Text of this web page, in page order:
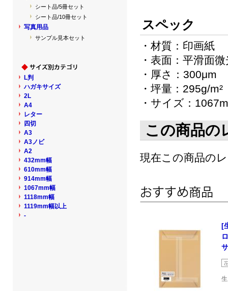
スペック
・材質：印画紙
・表面：平滑面
・厚さ：300μm
・坪量：295g/m²
・サイズ：
この商品の
現在この商品の
[
シート品/5冊セット
シート品/10冊セット
写真用品
サンプル見本セット
L判
ハガキサイズ
2L
A4
レター
四切
A3
A3ノビ
A2
432mm幅
610mm幅
914mm幅
1067mm幅
1118mm幅
1119mm幅以上
-